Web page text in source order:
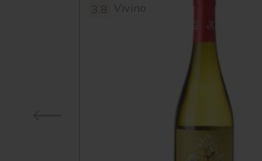
Vivino